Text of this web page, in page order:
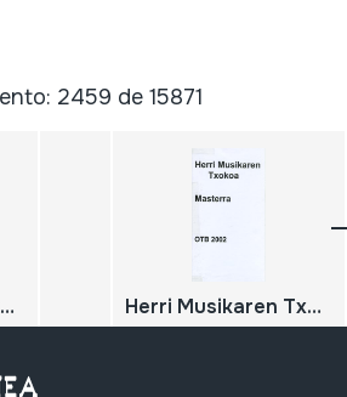
2459 de 15871
Herri Musikaren Txokoa Herri Musikaren Txokoa Masterra